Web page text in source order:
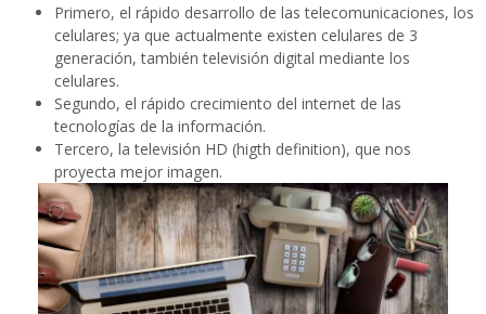
Primero, el rápido desarrollo de las telecomunicaciones, los
celulares; ya que actualmente existen celulares de 3
generación, también televisión digital mediante los
celulares.
Segundo, el rápido crecimiento del internet de las
tecnologías de la información.
Tercero, la televisión HD (higth definition), que nos
proyecta mejor imagen.